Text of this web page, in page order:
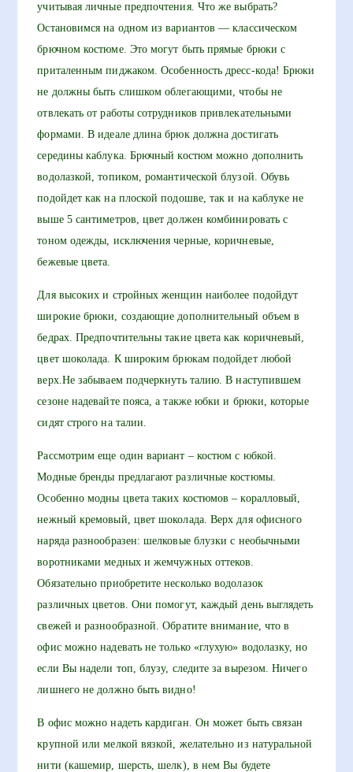
учитывая личные предпочтения. Что же выбрать?
Остановимся на одном из вариантов — классическом
брючном костюме. Это могут быть прямые брюки с
приталенным пиджаком. Особенность дресс-кода! Брюки
не должны быть слишком облегающими, чтобы не
отвлекать от работы сотрудников привлекательными
формами. В идеале длина брюк должна достигать
середины каблука. Брючный костюм можно дополнить
водолазкой, топиком, романтической блузой. Обувь
подойдет как на плоской подошве, так и на каблуке не
выше 5 сантиметров, цвет должен комбинировать с
тоном одежды, исключения черные, коричневые,
бежевые цвета.
Для высоких и стройных женщин наиболее подойдут
широкие брюки, создающие дополнительный объем в
бедрах. Предпочтительны такие цвета как коричневый,
цвет шоколада. К широким брюкам подойдет любой
верх.Не забываем подчеркнуть талию. В наступившем
сезоне надевайте пояса, а также юбки и брюки, которые
сидят строго на талии.
Рассмотрим еще один вариант – костюм с юбкой.
Модные бренды предлагают различные костюмы.
Особенно модны цвета таких костюмов – коралловый,
нежный кремовый, цвет шоколада. Верх для офисного
наряда разнообразен: шелковые блузки с необычными
воротниками медных и жемчужных оттеков.
Обязательно приобретите несколько водолазок
различных цветов. Они помогут, каждый день выглядеть
свежей и разнообразной. Обратите внимание, что в
офис можно надевать не только «глухую» водолазку, но
если Вы надели топ, блузу, следите за вырезом. Ничего
лишнего не должно быть видно!
В офис можно надеть кардиган. Он может быть связан
крупной или мелкой вязкой, желательно из натуральной
нити (кашемир, шерсть, шелк), в нем Вы будете